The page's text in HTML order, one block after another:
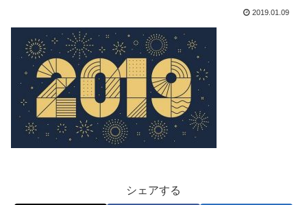
2019.01.09
シェアする